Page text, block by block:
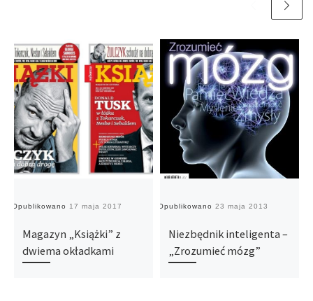
Opublikowano 17 maja 2017
Magazyn „Książki” z
dwiema okładkami
Opublikowano 23 maja 2013
Niezbędnik inteligenta –
„Zrozumieć mózg”